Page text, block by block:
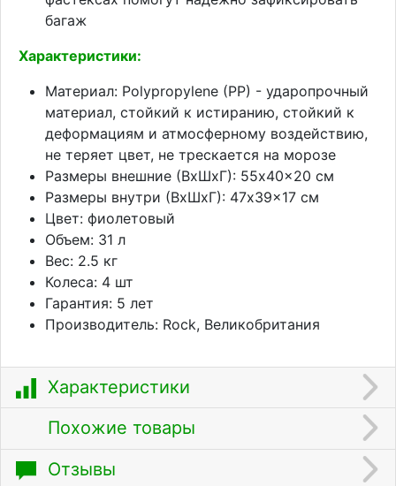
багаж
Характеристики:
Материал: Polypropylene (PP) - ударопрочный
материал, стойкий к истиранию, стойкий к
деформациям и атмосферному воздействию,
не теряет цвет, не трескается на морозе
Размеры внешние (ВхШхГ): 55x40x20 см
Размеры внутри (ВхШхГ): 47x39x17 см
Цвет: фиолетовый
Объем: 31 л
Вес: 2.5 кг
Колеса: 4 шт
Гарантия: 5 лет
Производитель: Rock, Великобритания
Характеристики
Похожие товары
Отзывы